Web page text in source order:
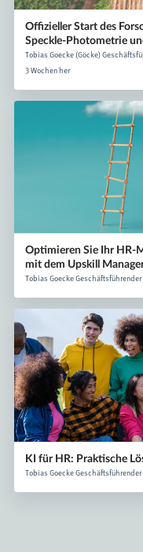
Offizieller Start des
Speckle-Photometrie
Tobias Goecke (Göcke)
3 Wochen her
Optimieren Sie Ihr HR-
mit dem Upskill
Tobias Goecke
KI für HR: Praktische
Tobias Goecke